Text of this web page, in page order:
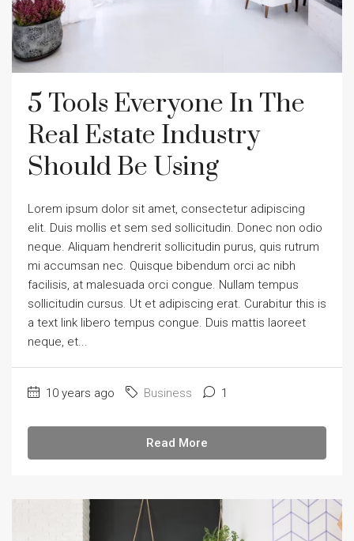
5 Tools Everyone In The
Real Estate Industry
Should Be Using
Lorem ipsum dolor sit amet, consectetur adipiscing
elit. Duis mollis et sem sed sollicitudin. Donec non odio
neque. Aliquam hendrerit sollicitudin purus, quis rutrum
mi accumsan nec. Quisque bibendum orci ac nibh
facilisis, at malesuada orci congue. Nullam tempus
sollicitudin cursus. Ut et adipiscing erat. Curabitur this is
a text link libero tempus congue. Duis mattis laoreet
neque, et...
10 years ago Business 1
Read More